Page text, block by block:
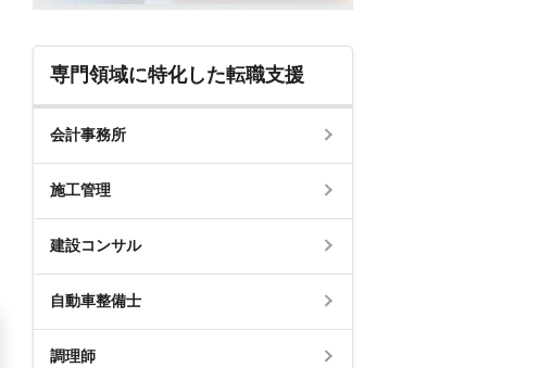
専門領域に特化した転職支援
会計事務所
施工管理
建設コンサル
自動車整備士
調理師